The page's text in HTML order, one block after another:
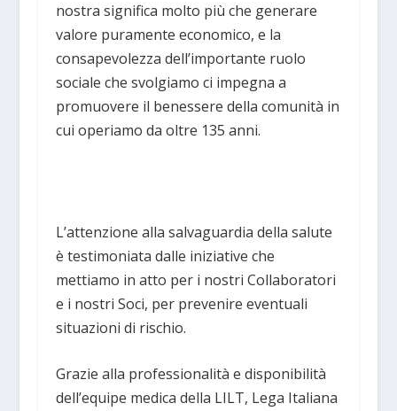
nostra significa molto più che generare
valore puramente economico, e la
consapevolezza dell’importante ruolo
sociale che svolgiamo ci impegna a
promuovere il benessere della comunità in
cui operiamo da oltre 135 anni.
L’attenzione alla salvaguardia della salute
è testimoniata dalle iniziative che
mettiamo in atto per i nostri Collaboratori
e i nostri Soci, per prevenire eventuali
situazioni di rischio.
Grazie alla professionalità e disponibilità
dell’equipe medica della LILT, Lega Italiana